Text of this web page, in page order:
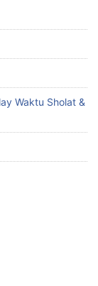
Waktu Sholat &